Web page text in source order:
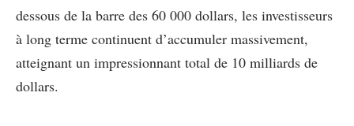
dessous de la barre des 60 000 dollars, les investisseurs
à long terme continuent d’accumuler massivement,
atteignant un impressionnant total de 10 milliards de
dollars.